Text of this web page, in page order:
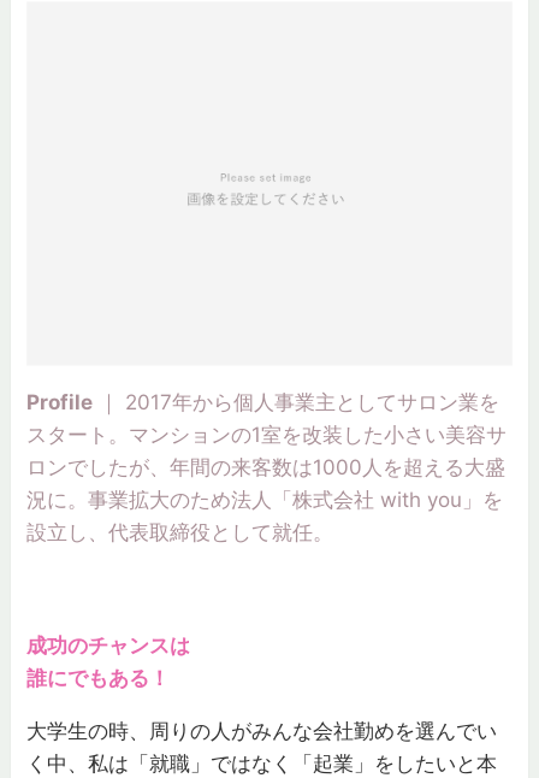
Profile ｜ 2017年から個人事業主としてサロン業を
スタート。マンションの1室を改装した小さい美容サ
ロンでしたが、年間の来客数は1000人を超える大盛
況に。事業拡大のため法人「株式会社 with you」を
設立し、代表取締役として就任。
成功のチャンスは
誰にでもある！
大学生の時、周りの人がみんな会社勤めを選んでい
く中、私は「就職」ではなく「起業」をしたいと本